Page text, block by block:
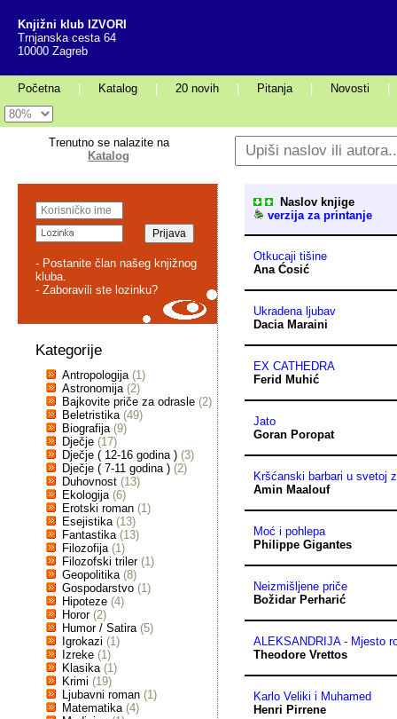
Knjižni klub IZVORI
Trnjanska cesta 64
10000 Zagreb
Početna Katalog 20 novih Pitanja Novosti
Trenutno se nalazite na
Katalog
- Postanite član našeg knjižnog
kluba.
- Zaboravili ste lozinku?
Kategorije
Antropologija (1)
Astronomija (2)
Bajkovite priče za odrasle (2)
Beletristika (49)
Biografija (9)
Dječje (17)
Dječje ( 12-16 godina ) (3)
Dječje ( 7-11 godina ) (2)
Duhovnost (13)
Ekologija (6)
Erotski roman (1)
Esejistika (13)
Fantastika (13)
Filozofija (1)
Filozofski triler (1)
Geopolitika (8)
Gospodarstvo (1)
Hipoteze (4)
Horor (2)
Humor / Satira (5)
Igrokazi (1)
Izreke (1)
Klasika (1)
Krimi (19)
Ljubavni roman (1)
Matematika (4)
Naslov knjige
verzija za printanje
Otkucaji tišine
Ana Ćosić
Ukradena ljubav
Dacia Maraini
EX CATHEDRA
Ferid Muhić
Jato
Goran Poropat
Kršćanski barbari u svetoj
Amin Maalouf
Moć i pohlepa
Philippe Gigantes
Neizmišljene priče
Božidar Perharić
ALEKSANDRIJA - Mjesto
Theodore Vrettos
Karlo Veliki i Muhamed
Henri Pirrene